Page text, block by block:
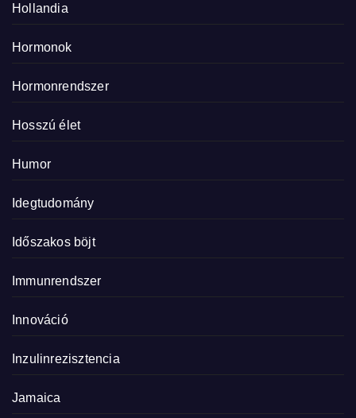
Hollandia
Hormonok
Hormonrendszer
Hosszú élet
Humor
Idegtudomány
Időszakos böjt
Immunrendszer
Innováció
Inzulinrezisztencia
Jamaica